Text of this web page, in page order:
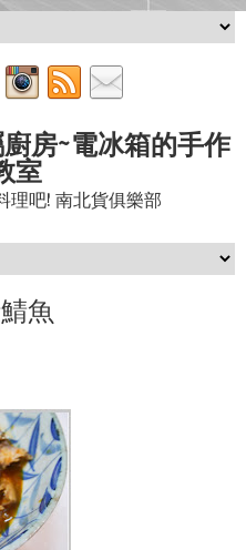
房~電冰箱的手作
室
理吧! 南北貨俱樂部
魚